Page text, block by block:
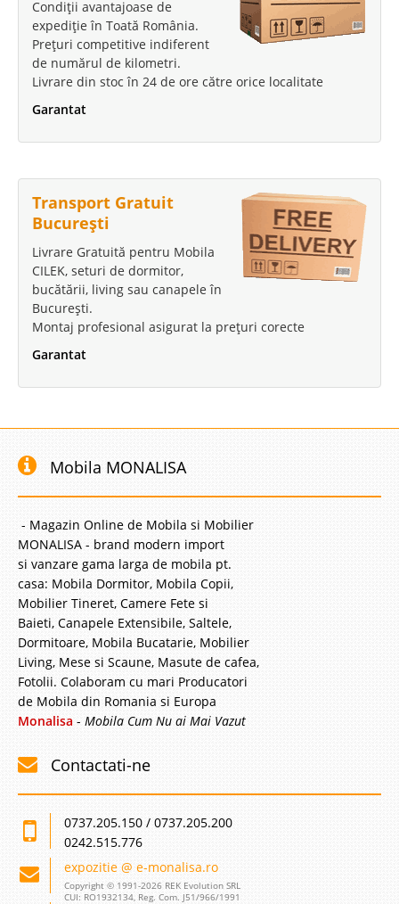
Condiții avantajoase de
expediție în Toată România.
Prețuri competitive indiferent
de numărul de kilometri.
Livrare din stoc în 24 de ore către orice localitate
Garantat
Transport Gratuit
București
Livrare Gratuită pentru Mobila
CILEK, seturi de dormitor,
bucătării, living sau canapele în
București.
Montaj profesional asigurat la prețuri corecte
Garantat
Mobila MONALISA
- Magazin Online de Mobila si Mobilier
MONALISA - brand modern import
si vanzare gama larga de mobila pt.
casa: Mobila Dormitor, Mobila Copii,
Mobilier Tineret, Camere Fete si
Baieti, Canapele Extensibile, Saltele,
Dormitoare, Mobila Bucatarie, Mobilier
Living, Mese si Scaune, Masute de cafea,
Fotolii. Colaboram cu mari Producatori
de Mobila din Romania si Europa
Monalisa - Mobila Cum Nu ai Mai Vazut
Contactati-ne
0737.205.150 / 0737.205.200
0242.515.776
expozitie @ e-monalisa.ro
Copyright © 1991-2026 REK Evolution SRL
CUI: RO1932134, Reg. Com. J51/966/1991